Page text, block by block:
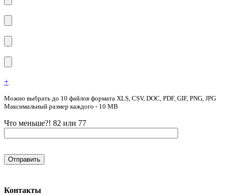
+
Можно выбрать до 10 файлов формата XLS, CSV, DOC, PDF, GIF, PNG, JPG
Максимальный размер каждого - 10 MB
Что меньше?! 82 или 77
Контакты